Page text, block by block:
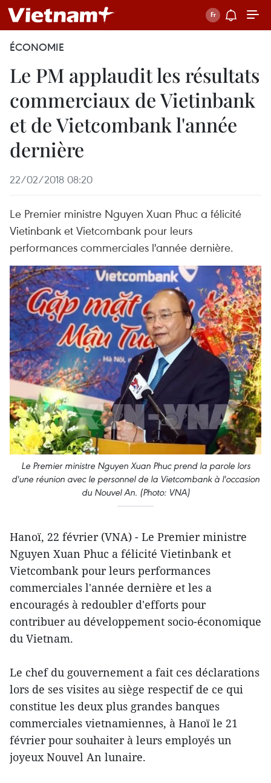
ÉCONOMIE
Le PM applaudit les résultats
commerciaux de Vietinbank
et de Vietcombank l'année
dernière
22/02/2018 08:20
Le Premier ministre Nguyen Xuan Phuc a félicité
Vietinbank et Vietcombank pour leurs
performances commerciales l'année dernière.
Le Premier ministre Nguyen Xuan Phuc prend la parole lors
d'une réunion avec le personnel de la Vietcombank à l'occasion
du Nouvel An. (Photo: VNA)
Hanoï, 22 février (VNA) - Le Premier ministre
Nguyen Xuan Phuc a félicité Vietinbank et
Vietcombank pour leurs performances
commerciales l'année dernière et les a
encouragés à redoubler d'efforts pour
contribuer au développement socio-économique
du Vietnam.
Le chef du gouvernement a fait ces déclarations
lors de ses visites au siège respectif de ce qui
constitue les deux plus grandes banques
commerciales vietnamiennes, à Hanoï le 21
février pour souhaiter à leurs employés un
joyeux Nouvel An lunaire.